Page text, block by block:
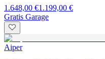
1.648,00 €1.199,00 €
Gratis Garage
Aiper